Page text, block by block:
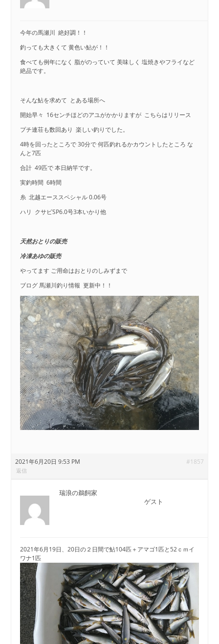
今年の馬瀬川 絶好調！！
釣っても大きくて 黄色い鮎が！！
食べても例年になく 脂がのっていて 美味しく 塩焼きやフライなど
絶品です。
そんな鮎を求めて とある場所へ
開始早々 16センチほどのアユがかかりますが こちらはリリース
プチ連荘も数回あり 楽しい釣りでした。
4時を回ったところで 30分で 何匹釣れるかカウントしたところ な
んと7匹
合計 49匹で 本日納竿です。
実釣時間 6時間
糸 北越エーススペシャル 0.06号
ハリ クサビSP6.0号3本いかり他
天然おとりの販売
冷凍あゆの販売
やってます ご用命はおとりのしみずまで
ブログ 馬瀬川釣り情報 更新中！！
2021年6月20日 9:53 PM #1857
返信
瑞浪の鵜飼家
ゲスト
2021年6月19日、20日の２日間で鮎104匹＋アマゴ1匹と52ｃｍイ
ワナ1匹